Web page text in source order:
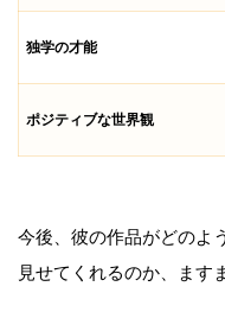
独学の才能
ポジティブな世界観
今後、彼の作品がどのよ
見せてくれるのか、ます